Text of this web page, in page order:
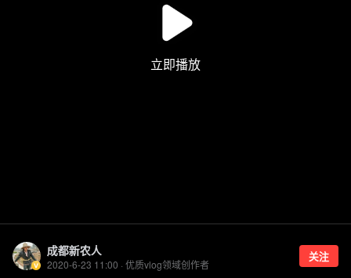
成都新农人
2020-6-23 11:00 · 优质vlog领域创作者
关注